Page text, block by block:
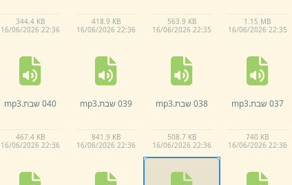
1.15 MB
16/06/2026 22:35
563.9 KB
16/06/2026 22:35
418.9 KB
16/06/2026 22:36
344.4 KB
16/06/2026 22:36
037 שבת. mp3
740 KB
16/06/2026 22:36
038 שבת. mp3
508.7 KB
16/06/2026 22:36
039 שבת. mp3
841.9 KB
16/06/2026 22:36
040 שבת. mp3
467.4 KB
16/06/2026 22:36